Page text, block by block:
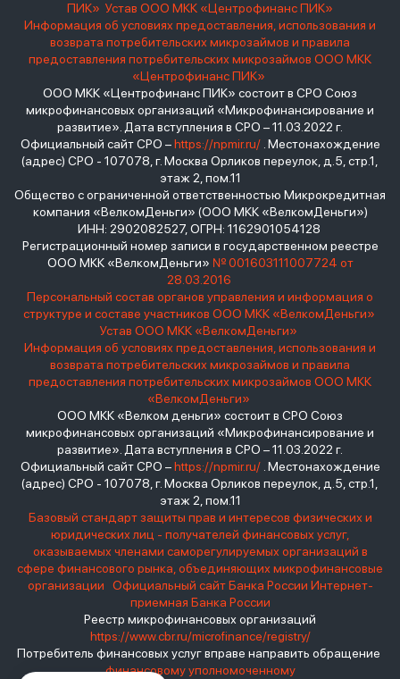
ПИК» Устав ООО МКК «Центрофинанс ПИК»
Информация об условиях предоставления, использования и
возврата потребительских микрозаймов и правила
предоставления потребительских микрозаймов ООО МКК
«Центрофинанс ПИК»
ООО МКК «Центрофинанс ПИК» состоит в СРО Союз
микрофинансовых организаций «Микрофинансирование и
развитие». Дата вступления в СРО – 11.03.2022 г.
Официальный сайт СРО –https://npmir.ru/. Местонахождение
(адрес) СРО - 107078, г. Москва Орликов переулок, д.5, стр.1,
этаж 2, пом.11
Общество с ограниченной ответственностью Микрокредитная
компания «ВелкомДеньги» (ООО МКК «ВелкомДеньги»)
ИНН: 2902082527, ОГРН: 1162901054128
Регистрационный номер записи в государственном реестре
ООО МКК «ВелкомДеньги» № 001603111007724 от
28.03.2016
Персональный состав органов управления и информация о
структуре и составе участников ООО МКК «ВелкомДеньги»
Устав ООО МКК «ВелкомДеньги»
Информация об условиях предоставления, использования и
возврата потребительских микрозаймов и правила
предоставления потребительских микрозаймов ООО МКК
«ВелкомДеньги»
ООО МКК «Велком деньги» состоит в СРО Союз
микрофинансовых организаций «Микрофинансирование и
развитие». Дата вступления в СРО – 11.03.2022 г.
Официальный сайт СРО –https://npmir.ru/. Местонахождение
(адрес) СРО - 107078, г. Москва Орликов переулок, д.5, стр.1,
этаж 2, пом.11
Базовый стандарт защиты прав и интересов физических и
юридических лиц - получателей финансовых услуг,
оказываемых членами саморегулируемых организаций в
сфере финансового рынка, объединяющих микрофинансовые
организации
Официальный сайт Банка России Интернет-
приемная Банка России
Реестр микрофинансовых организаций
https://www.cbr.ru/microfinance/registry/
Потребитель финансовых услуг вправе направить обращение
финансовому уполномоченному